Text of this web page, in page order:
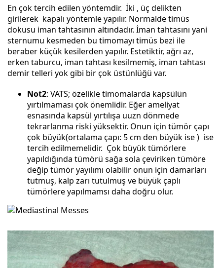
En çok tercih edilen yöntemdir. İki , üç delikten
girilerek kapalı yöntemle yapılır. Normalde timüs
dokusu iman tahtasının altındadır. İman tahtasını yani
sternumu kesmeden bu timomayı timüs bezi ile
beraber küçük kesilerden yapılır. Estetiktir, ağrı az,
erken taburcu, iman tahtası kesilmemiş, iman tahtası
demir telleri yok gibi bir çok üstünlüğü var.
Not2: VATS; özelikle timomalarda kapsülün
yırtılmaması çok önemlidir. Eğer ameliyat
esnasında kapsül yırtılışa uuzn dönmede
tekrarlanma riski yüksektir. Onun için tümör çapı
çok büyük(ortalama çapı: 5 cm den büyük ise ) ise
tercih edilmemelidir. Çok büyük tümörlere
yapıldığında tümörü sağa sola çeviriken tümöre
değip tümör yayılımı olabilir onun için damarları
tutmuş, kalp zarı tutulmuş ve büyük çaplı
tümörlere yapılmamsı daha doğru olur.